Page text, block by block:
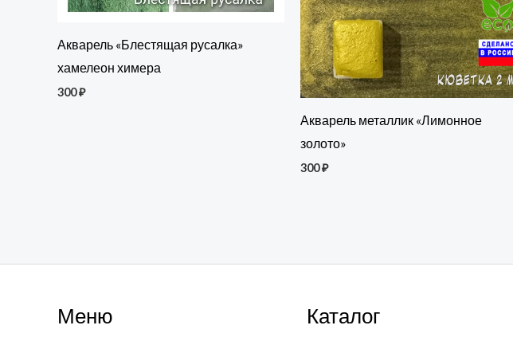
Акварель «Блестящая русалка»
хамелеон химера
300₽
Акварель металлик «Лимонное
золото»
300₽
Меню Каталог